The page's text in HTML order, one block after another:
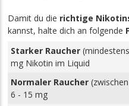
Damit du die richtige
kannst, halte dich an folgende
Starker Raucher
mg Nikotin im Liquid
Normaler Raucher
6 - 15 mg